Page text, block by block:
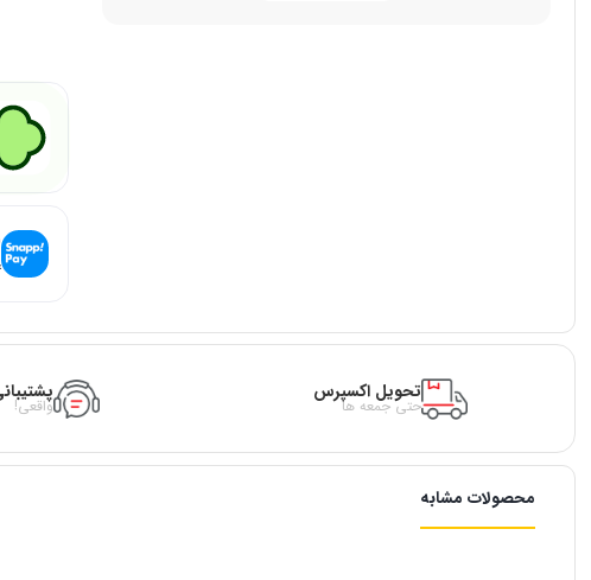
۴ قسط
تحویل اکسپرس
حتی جمعه ها
پشتیبانی ۲۴
واقعی!
محصولات مشابه